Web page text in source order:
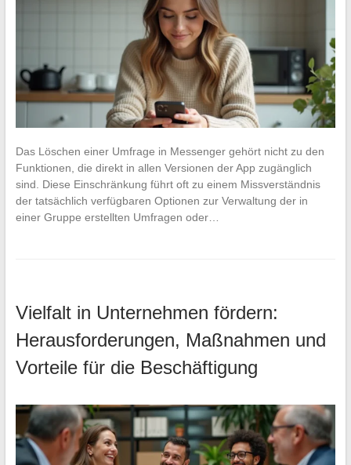
Das Löschen einer Umfrage in Messenger gehört nicht zu den
Funktionen, die direkt in allen Versionen der App zugänglich
sind. Diese Einschränkung führt oft zu einem Missverständnis
der tatsächlich verfügbaren Optionen zur Verwaltung der in
einer Gruppe erstellten Umfragen oder…
Vielfalt in Unternehmen fördern:
Herausforderungen, Maßnahmen und
Vorteile für die Beschäftigung